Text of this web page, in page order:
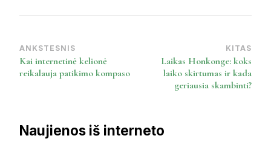
Post
Navigation
ANKSTESNIS
Kai internetinė kelionė
reikalauja patikimo kompaso
KITAS
Laikas Honkonge: koks
laiko skirtumas ir kada
geriausia skambinti?
Naujienos iš interneto